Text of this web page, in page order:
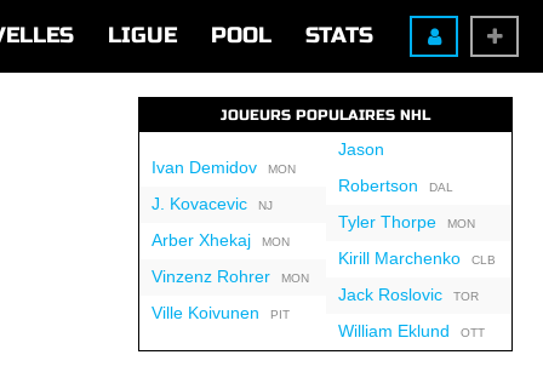
LIGUE POOL STATS
JOUEURS POPULAIRES NHL
Ivan DemidovMON
J. KovacevicNJ
Arber XhekajMON
Vinzenz RohrerMON
Ville Koivunen PIT
Jason
Robertson DAL
Tyler ThorpeMON
Kirill MarchenkoCLB
Jack RoslovicTOR
William Eklund OTT